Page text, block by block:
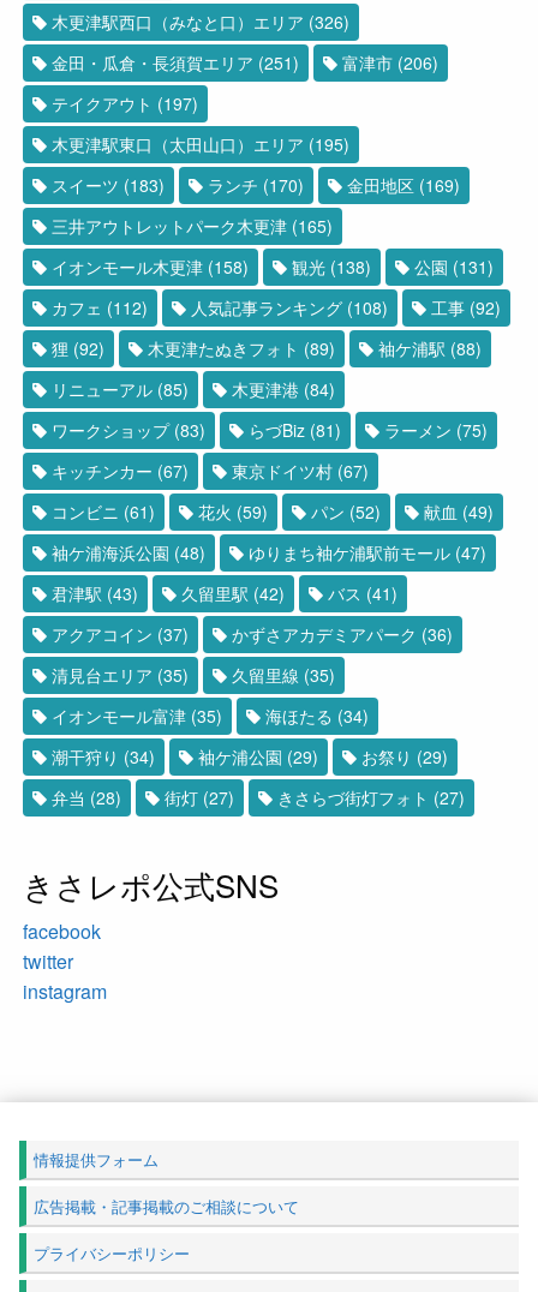
木更津駅西口（みなと口）エリア (326)
金田・瓜倉・長須賀エリア (251) 富津市 (206)
テイクアウト (197)
木更津駅東口（太田山口）エリア (195)
スイーツ (183) ランチ (170) 金田地区 (169)
三井アウトレットパーク木更津 (165)
イオンモール木更津 (158) 観光 (138) 公園 (131)
カフェ (112) 人気記事ランキング (108) 工事 (92)
狸 (92) 木更津たぬきフォト (89) 袖ケ浦駅 (88)
リニューアル (85) 木更津港 (84)
ワークショップ(83) らづBiz (81) ラーメン (75)
キッチンカー (67) 東京ドイツ村 (67)
コンビニ (61) 花火 (59) パン (52) 献血 (49)
袖ケ浦海浜公園 (48) ゆりまち袖ケ浦駅前モール (47)
君津駅 (43) 久留里駅 (42) バス (41)
アクアコイン (37) かずさアカデミアパーク (36)
清見台エリア (35) 久留里線 (35)
イオンモール富津 (35) 海ほたる (34)
潮干狩り (34) 袖ケ浦公園 (29) お祭り (29)
弁当 (28) 街灯 (27) きさらづ街灯フォト (27)
きさレポ公式SNS
facebook
twitter
instagram
情報提供フォーム
広告掲載・記事掲載のご相談について
プライバシーポリシー